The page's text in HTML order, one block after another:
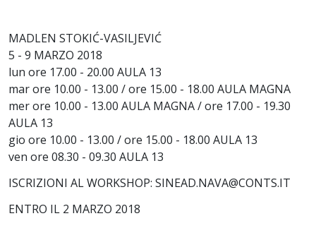
MADLEN STOKIĆ-VASILJEVIĆ
5 - 9 MARZO 2018
lun ore 17.00 - 20.00 AULA 13
mar ore 10.00 - 13.00 / ore 15.00 - 18.00 AULA MAGNA
mer ore 10.00 - 13.00 AULA MAGNA / ore 17.00 - 19.30
AULA 13
gio ore 10.00 - 13.00 / ore 15.00 - 18.00 AULA 13
ven ore 08.30 - 09.30 AULA 13
ISCRIZIONI AL WORKSHOP: SINEAD.NAVA@CONTS.IT
ENTRO IL 2 MARZO 2018